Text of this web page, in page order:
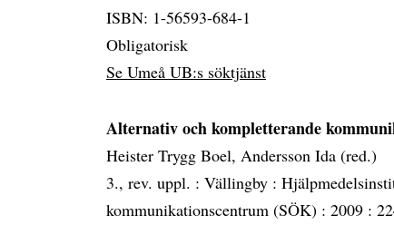
ISBN: 1-56593-684-1
Obligatorisk
Se Umeå UB:s söktjänst
Alternativ och kompletterande
Heister Trygg Boel, Andersson Ida (red.)
3., rev. uppl. : Vällingby :
kommunikationscentrum (SÖK) : 2009 :